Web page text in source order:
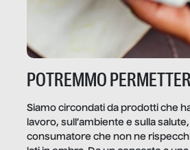
POTREMMO
Siamo circondati da prodotti che
lavoro, sull’ambiente e sulla
consumatore che non ne